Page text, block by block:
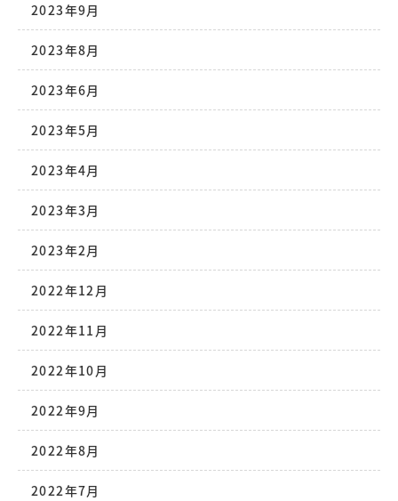
2023年9月
2023年8月
2023年6月
2023年5月
2023年4月
2023年3月
2023年2月
2022年12月
2022年11月
2022年10月
2022年9月
2022年8月
2022年7月